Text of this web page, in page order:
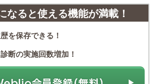
なると使える機能が満載！
を保存できる！
断の実施回数増加！